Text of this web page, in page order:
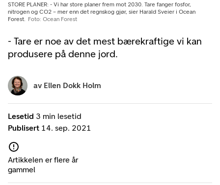
- Tare er noe av det mest bærekraftige vi kan
produsere på denne jord.
STORE PLANER: - Vi har store planer frem mot 2030. Tare fanger fosfor,
nitrogen og CO2 – mer enn det regnskog gjør, sier Harald Sveier i Ocean
Forest.
Foto: Ocean Forest
Lesetid 3 min lesetid
Publisert 14. sep. 2021
Artikkelen er flere år
gammel
av Ellen Dokk Holm